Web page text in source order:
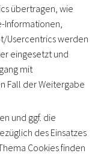
übertragen, wie
Informationen,
Usercentrics werden
eingesetzt und
mit
Fall der Weitergabe
und ggf. die
des Einsatzes
Cookies finden